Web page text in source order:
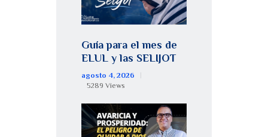
Guía para el mes de
ELUL y las SELIJOT
agosto 4, 2026
5289 Views